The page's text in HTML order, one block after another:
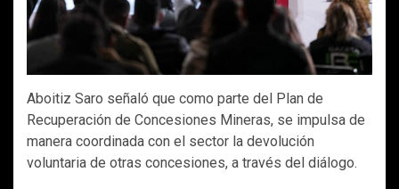
Aboitiz Saro señaló que como parte del Plan de
Recuperación de Concesiones Mineras, se impulsa de
manera coordinada con el sector la devolución
voluntaria de otras concesiones, a través del diálogo.